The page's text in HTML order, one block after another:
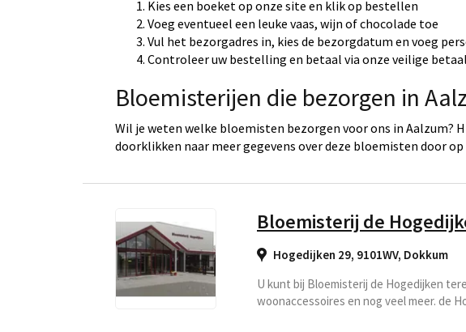
Kies een boeket op onze site en klik op bestellen
Voeg eventueel een leuke vaas, wijn of chocolade toe
Vul het bezorgadres in, kies de bezorgdatum en voeg
Controleer uw bestelling en betaal via onze veilige
Bloemisterijen die bezorgen in
Wil je weten welke bloemisten bezorgen voor ons in Aalzum?
doorklikken naar meer gegevens over deze bloemisten door
Bloemisterij de
Hogedijken 29, 9101WV, Dokkum
U kunt bij Bloemisterij de Hogedijken
woonaccessoires en nog veel meer. de